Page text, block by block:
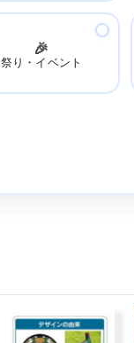
🎉
祭り・イベント